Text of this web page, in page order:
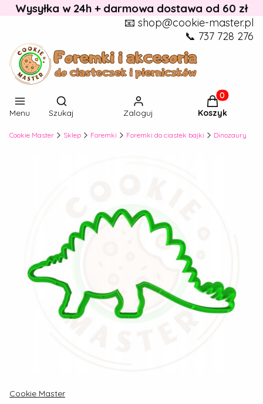
Wysyłka w 24h + darmowa dostawa od 60 zł
📧 shop@cookie-master.pl
📞 737 728 276
Menu
Otwórz wyszukiwarkę
Szukaj Zaloguj
Produkty w
Koszyk
Cookie Master Sklep Foremki Foremki do ciastek bajki Dinozaury
Cookie Master